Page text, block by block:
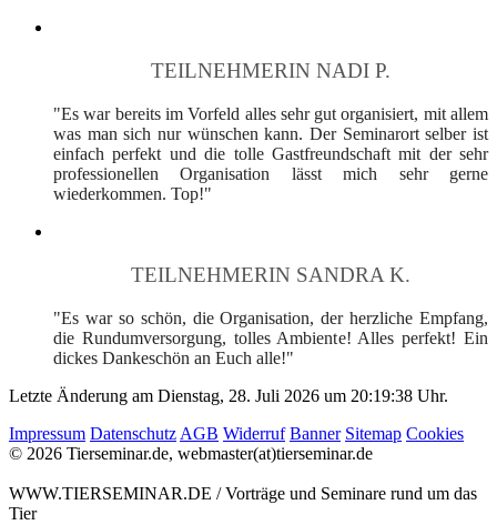
TEILNEHMERIN NADI P.
"Es war bereits im Vorfeld alles sehr gut organisiert, mit allem
was man sich nur wünschen kann. Der Seminarort selber ist
einfach perfekt und die tolle Gastfreundschaft mit der sehr
professionellen Organisation lässt mich sehr gerne
wiederkommen. Top!"
TEILNEHMERIN SANDRA K.
"Es war so schön, die Organisation, der herzliche Empfang,
die Rundumversorgung, tolles Ambiente! Alles perfekt! Ein
dickes Dankeschön an Euch alle!"
Letzte Änderung am Dienstag, 28. Juli 2026 um 20:19:38 Uhr.
Impressum DatenschutzAGB Widerruf Banner Sitemap Cookies
© 2026 Tierseminar.de, webmaster(at)tierseminar.de
WWW.TIERSEMINAR.DE / Vorträge und Seminare rund um das
Tier